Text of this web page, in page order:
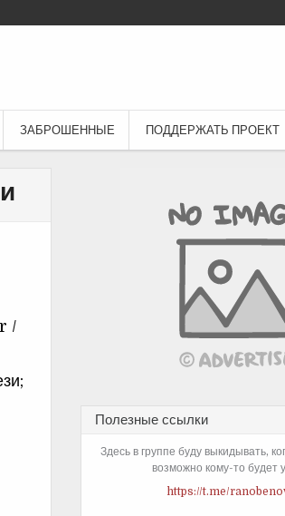
ЗАБРОШЕННЫЕ ПОДДЕРЖАТЬ ПРОЕКТ
/
Полезные ссылки
Здесь в группе буду выкидывать,
возможно кому-то будет
https://t.me/